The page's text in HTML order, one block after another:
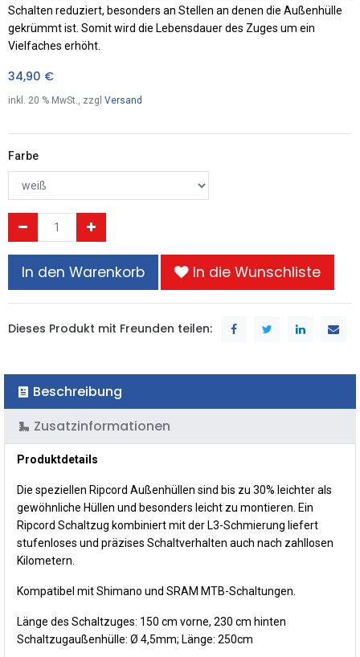
Schalten reduziert, besonders an Stellen an denen die Außenhülle
gekrümmt ist. Somit wird die Lebensdauer des Zuges um ein
Vielfaches erhöht.
34,90 €
inkl. 20 % MwSt., zzgl Versand
Farbe
In den Warenkorb In die Wunschliste
Dieses Produkt mit Freunden teilen:
Beschreibung
Zusatzinformationen
Produktdetails
Die speziellen Ripcord Außenhüllen sind bis zu 30% leichter als
gewöhnliche Hüllen und besonders leicht zu montieren. Ein
Ripcord Schaltzug kombiniert mit der L3-Schmierung liefert
stufenloses und präzises Schaltverhalten auch nach zahllosen
Kilometern.
Kompatibel mit Shimano und SRAM MTB-Schaltungen.
Länge des Schaltzuges: 150 cm vorne, 230 cm hinten
Schaltzugaußenhülle: Ø 4,5mm; Länge: 250cm